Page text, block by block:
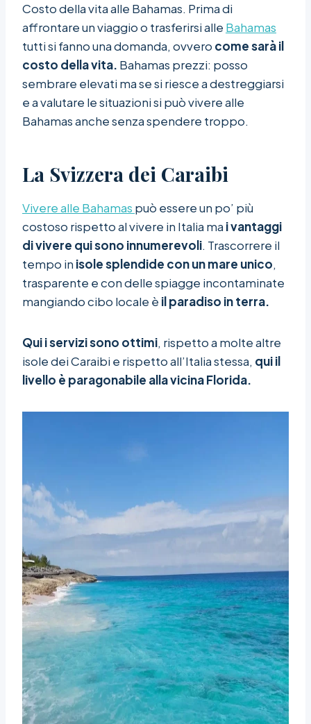
Costo della vita alle Bahamas. Prima di
affrontare un viaggio o trasferirsi alle Bahamas
tutti si fanno una domanda, ovvero come sarà il
costo della vita. Bahamas prezzi: posso
sembrare elevati ma se si riesce a destreggiarsi
e a valutare le situazioni si può vivere alle
Bahamas anche senza spendere troppo.
La Svizzera dei Caraibi
Vivere alle Bahamas può essere un po’ più
costoso rispetto al vivere in Italia ma i vantaggi
di vivere qui sono innumerevoli. Trascorrere il
tempo in isole splendide con un mare unico,
trasparente e con delle spiagge incontaminate
mangiando cibo locale è il paradiso in terra.
Qui i servizi sono ottimi, rispetto a molte altre
isole dei Caraibi e rispetto all’Italia stessa, qui il
livello è paragonabile alla vicina Florida.